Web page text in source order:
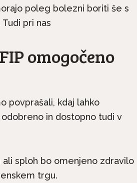
poleg bolezni boriti še s
pri nas
omogočeno
povprašali, kdaj lahko
in dostopno tudi v
ali sploh bo omenjeno zdravilo
trgu.